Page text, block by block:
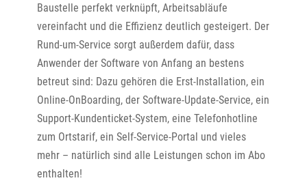
Baustelle perfekt verknüpft, Arbeitsabläufe
vereinfacht und die Effizienz deutlich gesteigert. Der
Rund-um-Service sorgt außerdem dafür, dass
Anwender der Software von Anfang an bestens
betreut sind: Dazu gehören die Erst-Installation, ein
Online-OnBoarding, der Software-Update-Service, ein
Support-Kundenticket-System, eine Telefonhotline
zum Ortstarif, ein Self-Service-Portal und vieles
mehr – natürlich sind alle Leistungen schon im Abo
enthalten!